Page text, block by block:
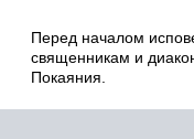
Перед началом
священникам и
Покаяния.